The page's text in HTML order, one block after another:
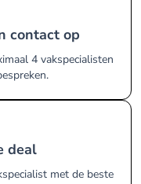
contact op
4 vakspecialisten
deal
met de beste